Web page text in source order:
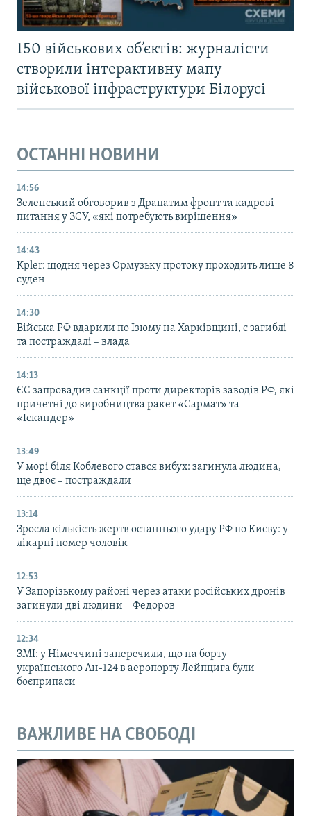
150 військових об’єктів: журналісти
створили інтерактивну мапу
військової інфраструктури Білорусі
ОСТАННІ НОВИНИ
14:56
Зеленський обговорив з Драпатим фронт та кадрові
питання у ЗСУ, «які потребують вирішення»
14:43
Kpler: щодня через Ормузьку протоку проходить лише 8
суден
14:30
Війська РФ вдарили по Ізюму на Харківщині, є загиблі
та постраждалі – влада
14:13
ЄС запровадив санкції проти директорів заводів РФ, які
причетні до виробництва ракет «Сармат» та
«Іскандер»
13:49
У морі біля Коблевого стався вибух: загинула людина,
ще двоє – постраждали
13:14
Зросла кількість жертв останнього удару РФ по Києву: у
лікарні помер чоловік
12:53
У Запорізькому районі через атаки російських дронів
загинули дві людини – Федоров
12:34
ЗМІ: у Німеччині заперечили, що на борту
українського Ан-124 в аеропорту Лейпцига були
боєприпаси
ВАЖЛИВЕ НА СВОБОДІ